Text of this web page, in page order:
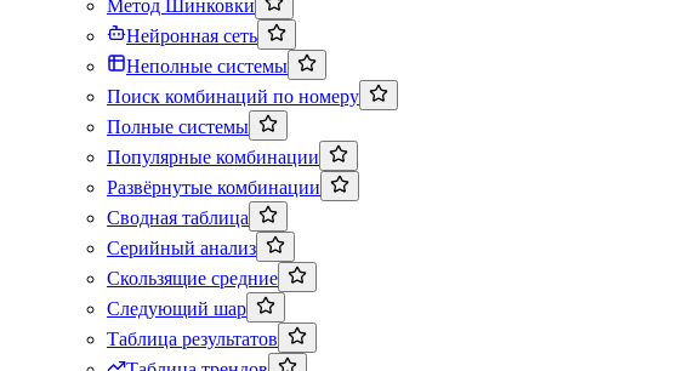
Метод Шинковки
Нейронная сеть
Неполные системы
Поиск комбинаций по номеру
Полные системы
Популярные комбинации
Развёрнутые комбинации
Сводная таблица
Серийный анализ
Скользящие средние
Следующий шар
Таблица результатов